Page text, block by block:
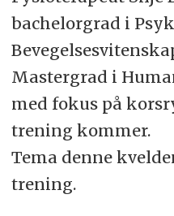
bachelorgrad i
Mastergrad i
med fokus på
trening kommer.
Tema denne
trening.